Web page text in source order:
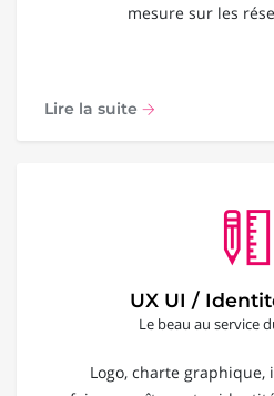
mesure sur les
Lire la suite
UX UI /
Le beau au service
Logo, charte